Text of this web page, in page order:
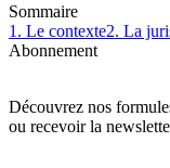
Sommaire
1. Le contexte2. La
Abonnement
Découvrez nos
ou recevoir la